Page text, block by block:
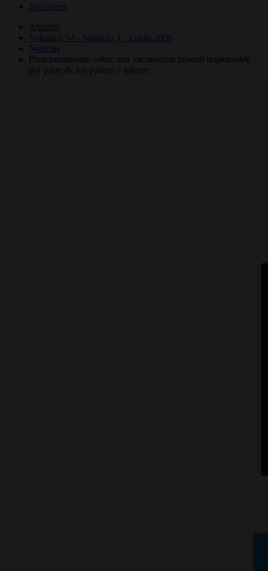
Secciones
Archivo
Volumen 64 - Número 1 - Enero 2006
Noticias
Posicionamiento sobre una vacunación infantil responsable
por parte de los padres o tutores